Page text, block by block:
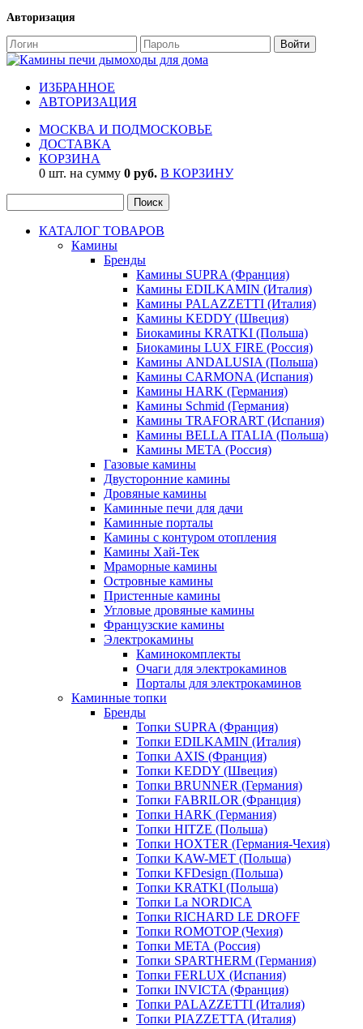
Авторизация
ИЗБРАННОЕ
АВТОРИЗАЦИЯ
МОСКВА И ПОДМОСКОВЬЕ
ДОСТАВКА
КОРЗИНА
0 шт. на сумму 0 руб. В КОРЗИНУ
КАТАЛОГ ТОВАРОВ
Камины
Бренды
Камины SUPRA (Франция)
Камины EDILKAMIN (Италия)
Камины PALAZZETTI (Италия)
Камины KEDDY (Швеция)
Биокамины KRATKI (Польша)
Биокамины LUX FIRE (Россия)
Камины ANDALUSIA (Польша)
Камины CARMONA (Испания)
Камины HARK (Германия)
Камины Schmid (Германия)
Камины TRAFORART (Испания)
Камины BELLA ITALIA (Польша)
Камины МЕТА (Россия)
Газовые камины
Двусторонние камины
Дровяные камины
Каминные печи для дачи
Каминные порталы
Камины с контуром отопления
Камины Хай-Тек
Мраморные камины
Островные камины
Пристенные камины
Угловые дровяные камины
Французские камины
Электрокамины
Каминокомплекты
Очаги для электрокаминов
Порталы для электрокаминов
Каминные топки
Бренды
Топки SUPRA (Франция)
Топки EDILKAMIN (Италия)
Топки AXIS (Франция)
Топки KEDDY (Швеция)
Топки BRUNNER (Германия)
Топки FABRILOR (Франция)
Топки HARK (Германия)
Топки HITZE (Польша)
Топки HOXTER (Германия-Чехия)
Топки KAW-MET (Польша)
Топки KFDesign (Польша)
Топки KRATKI (Польша)
Топки La NORDICA
Топки RICHARD LE DROFF
Топки ROMOTOP (Чехия)
Топки МЕТА (Россия)
Топки SPARTHERM (Германия)
Топки FERLUX (Испания)
Топки INVICTA (Франция)
Топки PALAZZETTI (Италия)
Топки PIAZZETTA (Италия)